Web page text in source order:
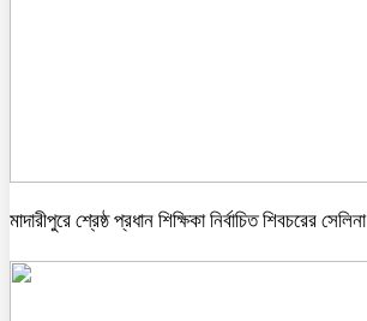
মাদারীপুরে শ্রেষ্ঠ প্রধান শিক্ষিকা নির্বাচিত শিবচরের সেলিনা